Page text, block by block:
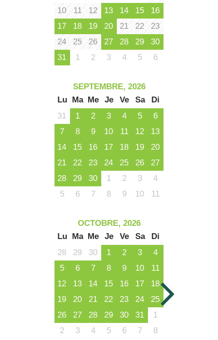
10 11 12 13 14 15
16
17
18 19 20 21 22
23
24
25 26 27 28 29
30
31
1 2 3 4 5 6
SEPTEMBRE, 2026
Lu
Ma Me Je Ve Sa
Di
31
1 2 3 4 5
6
7
8 9 10 11 12
13
14
15 16 17 18 19
20
21
22 23 24 25 26
27
28
29 30 1 2 3
4
5
6 7 8 9 10 11
OCTOBRE, 2026
Lu
Ma Me Je Ve Sa
Di
28
29 30 1 2 3
4
5
6 7 8 9 10
11
12
13 14 15 16 17
18
19
20 21 22 23 24
25
26
27 28 29 30 31
1
2
3 4 5 6 7 8